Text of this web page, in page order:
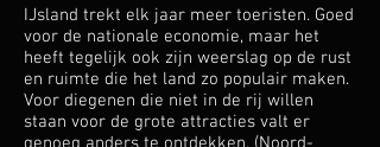
IJsland trekt elk jaar meer toeristen. Goed
voor de nationale economie, maar het
heeft tegelijk ook zijn weerslag op de rust
en ruimte die het land zo populair maken.
Voor diegenen die niet in de rij willen
staan voor de grote attracties valt er